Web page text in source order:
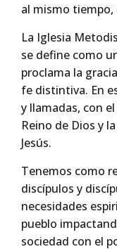
al mismo tiempo,
La Iglesia
se define como
proclama la
fe distintiva. En
y llamadas, con
Reino de Dios y
Jesús.
Tenemos como
discípulos y
necesidades
pueblo
sociedad con el